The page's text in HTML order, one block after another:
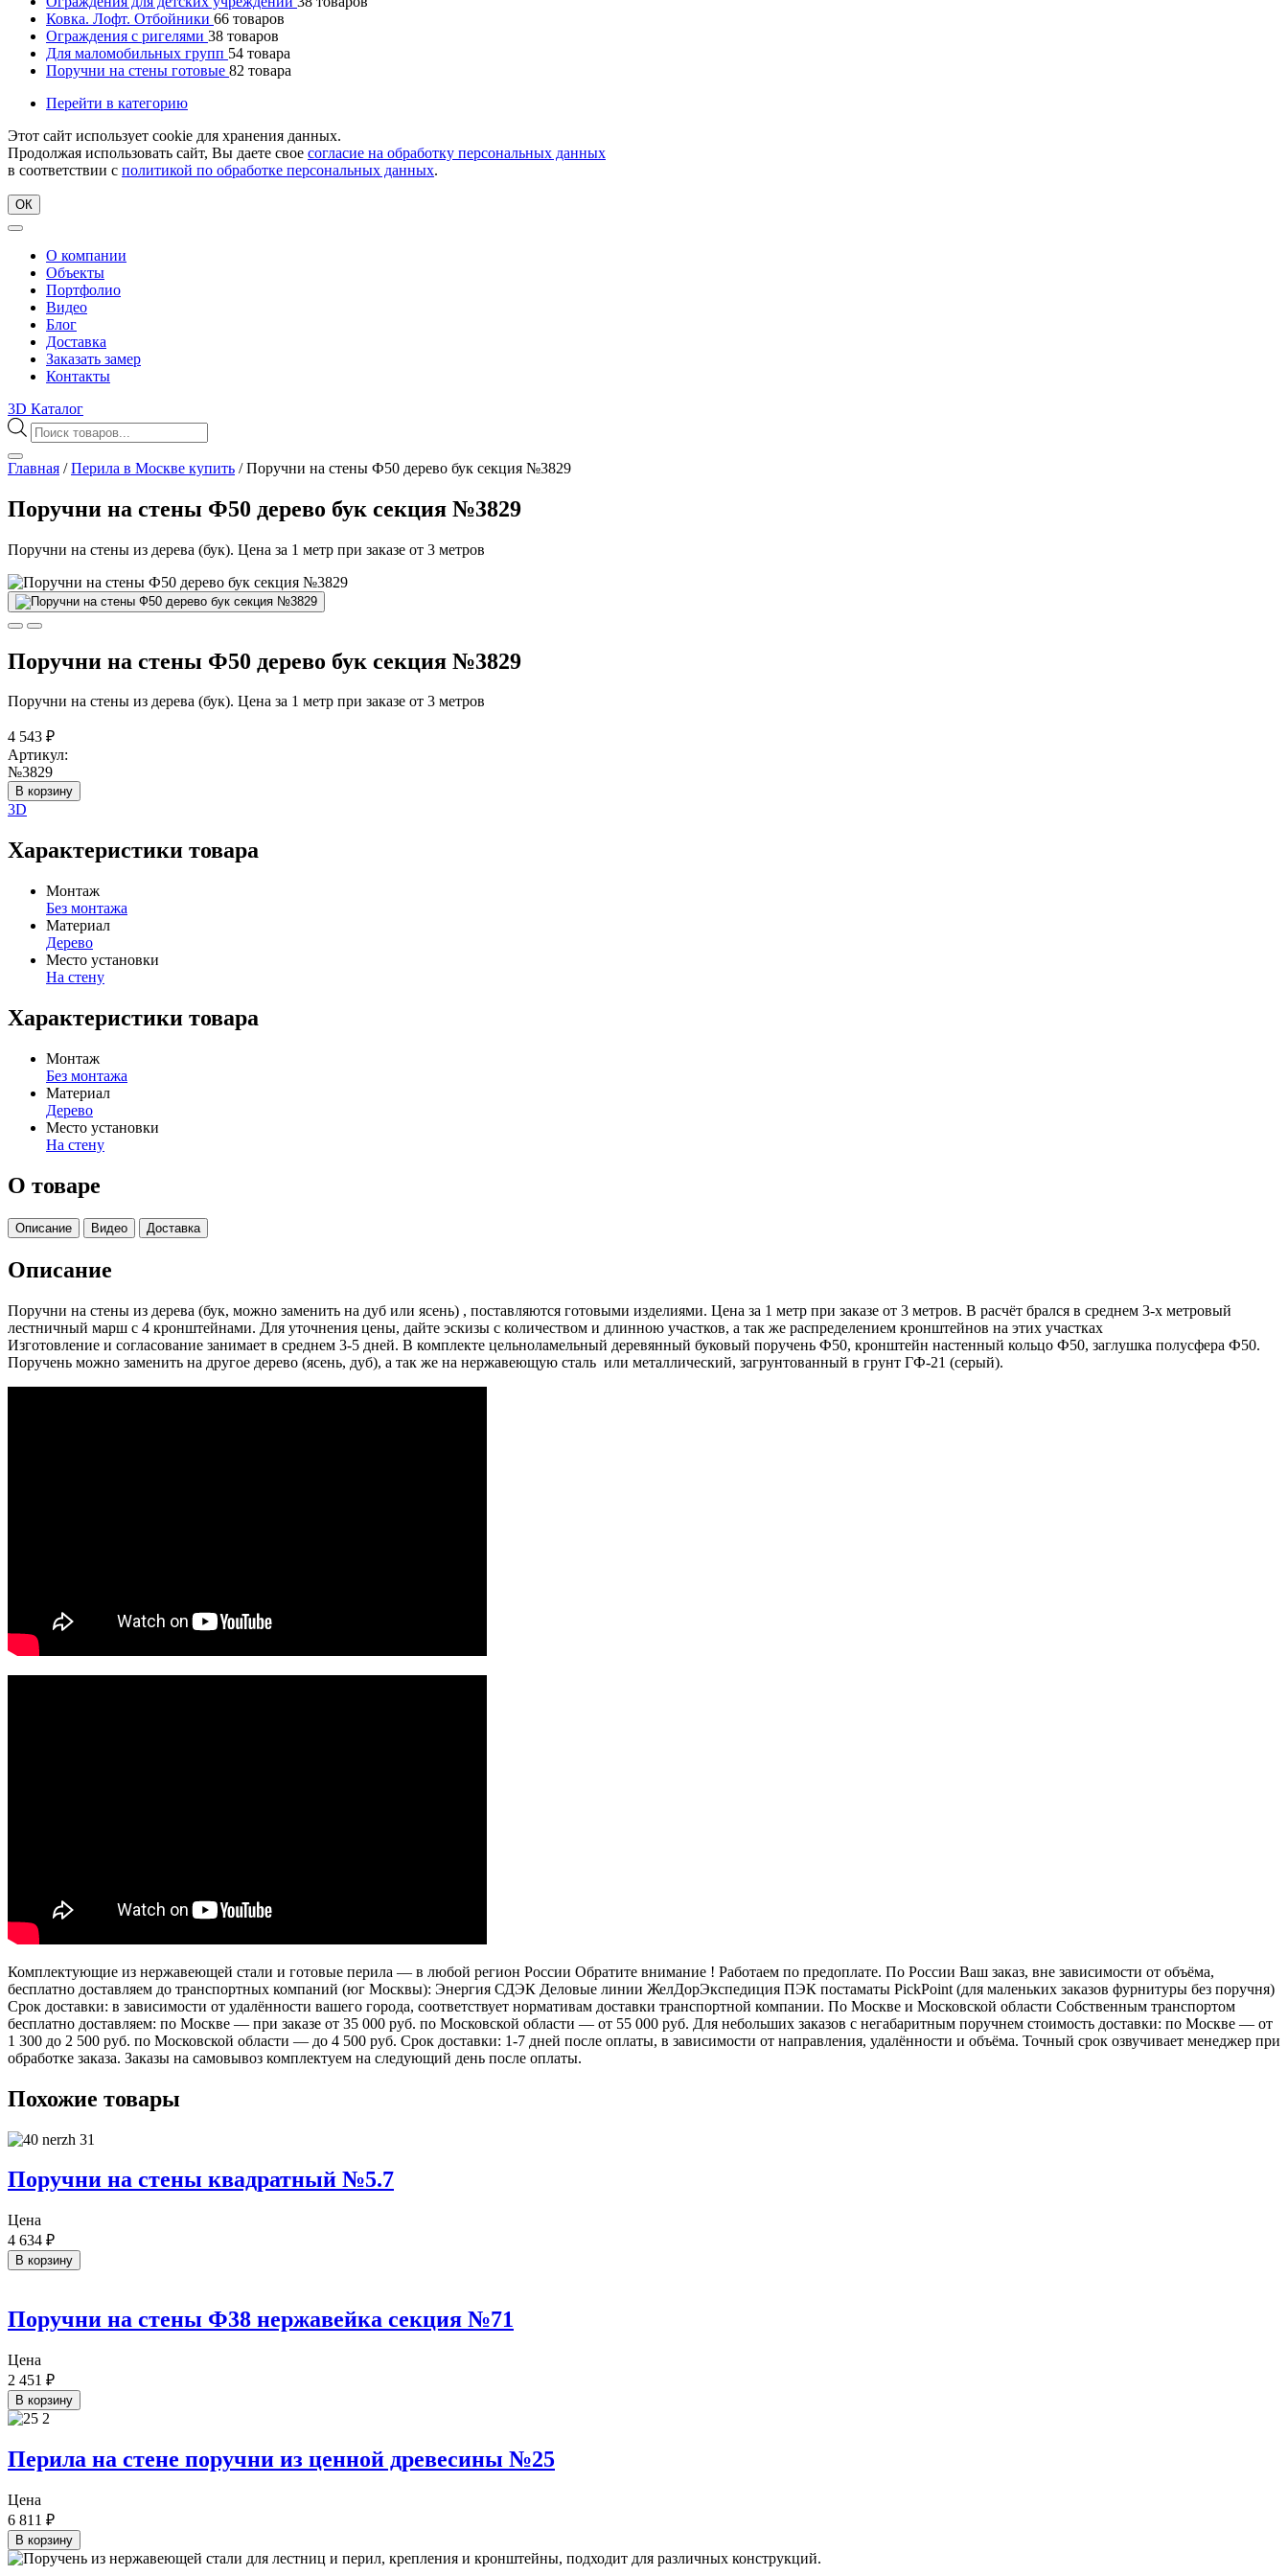
Ковка. Лофт. Отбойники 66 товаров
Ограждения с ригелями 38 товаров
Для маломобильных групп 54 товара
Поручни на стены готовые 82 товара
Перейти в категорию
Этот сайт использует cookie для хранения данных.
Продолжая использовать сайт, Вы даете свое согласие на обработку персональных данных
в соответствии с политикой по обработке персональных данных.
ОК
О компании
Объекты
Портфолио
Видео
Блог
Доставка
Заказать замер
Контакты
3D Каталог
Поиск
товаров
Главная /Перила в Москве купить /Поручни на стены Ф50 дерево бук секция №3829
Поручни на стены Ф50 дерево бук секция №3829
Поручни на стены из дерева (бук). Цена за 1 метр при заказе от 3 метров
Поручни на стены Ф50 дерево бук секция №3829
Поручни на стены из дерева (бук). Цена за 1 метр при заказе от 3 метров
4 543 ₽
Артикул:
№3829
В корзину
3D
Характеристики товара
Монтаж
Без монтажа
Материал
Дерево
Место установки
На стену
Характеристики товара
Монтаж
Без монтажа
Материал
Дерево
Место установки
На стену
О товаре
Описание Видео Доставка
Описание
Поручни на стены из дерева (бук, можно заменить на дуб или ясень) , поставляются готовыми изделиями. Цена за 1 метр при заказе от 3 метров. В расчёт брался в среднем 3-х метровый
лестничный марш с 4 кронштейнами. Для уточнения цены, дайте эскизы с количеством и длинною участков, а так же распределением кронштейнов на этих участках
Изготовление и согласование занимает в среднем 3-5 дней. В комплекте цельноламельный деревянный буковый поручень Ф50, кронштейн настенный кольцо Ф50, заглушка полусфера Ф50.
Поручень можно заменить на другое дерево (ясень, дуб), а так же на нержавеющую сталь или металлический, загрунтованный в грунт ГФ-21 (серый).
Комплектующие из нержавеющей стали и готовые перила — в любой регион России Обратите внимание ! Работаем по предоплате. По России Ваш заказ, вне зависимости от объёма,
бесплатно доставляем до транспортных компаний (юг Москвы): Энергия СДЭК Деловые линии ЖелДорЭкспедиция ПЭК постаматы PickPoint (для маленьких заказов фурнитуры без поручня)
Срок доставки: в зависимости от удалённости вашего города, соответствует нормативам доставки транспортной компании. По Москве и Московской области Собственным транспортом
бесплатно доставляем: по Москве — при заказе от 35 000 руб. по Московской области — от 55 000 руб. Для небольших заказов с негабаритным поручнем стоимость доставки: по Москве — от
1 300 до 2 500 руб. по Московской области — до 4 500 руб. Срок доставки: 1-7 дней после оплаты, в зависимости от направления, удалённости и объёма. Точный срок озвучивает менеджер при
обработке заказа. Заказы на самовывоз комплектуем на следующий день после оплаты.
Похожие товары
Поручни на стены квадратный №5.7
Цена
4 634 ₽
В корзину
Поручни на стены Ф38 нержавейка секция №71
Цена
2 451 ₽
В корзину
Перила на стене поручни из ценной древесины №25
Цена
6 811 ₽
В корзину